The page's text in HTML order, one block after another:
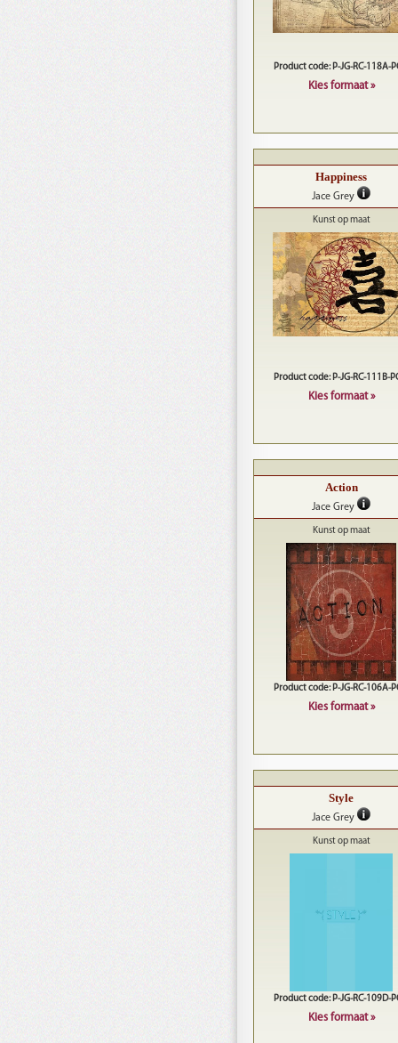
Product code: P-JG-RC-118A-
Kies formaat »
Happiness
Jace Grey
Kunst op maat
Product code: P-JG-RC-111B-
Kies formaat »
Action
Jace Grey
Kunst op maat
Product code: P-JG-RC-106A-
Kies formaat »
Style
Jace Grey
Kunst op maat
Product code: P-JG-RC-109D-
Kies formaat »